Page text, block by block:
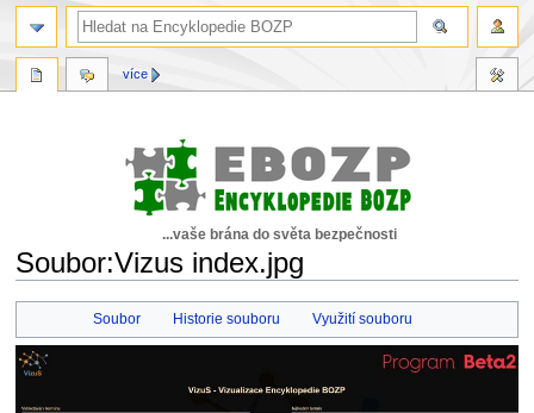
...vaše brána do světa bezpečnosti
Soubor:Vizus index.jpg
na
navigaci
na
vyhledávání
Soubor Historie souboru Využití souboru
více